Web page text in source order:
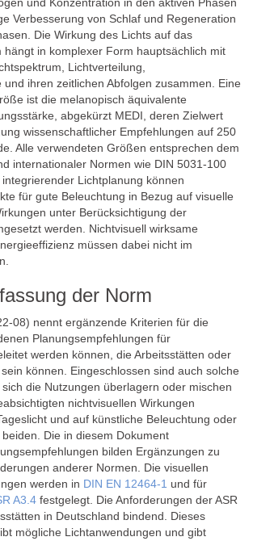
Verbesserung von Schlaf und Regeneration
Die Wirkung des Lichts auf das
hängt in komplexer Form hauptsächlich mit
Lichtverteilung,
und ihren zeitlichen Abfolgen zusammen. Eine
ist die melanopisch äquivalente
abgekürzt MEDI, deren Zielwert
wissenschaftlicher Empfehlungen auf 250
Alle verwendeten Größen entsprechen dem
internationaler Normen wie DIN 5031-100
Lichtplanung können
für gute Beleuchtung in Bezug auf visuelle
unter Berücksichtigung der
werden. Nichtvisuell wirksame
müssen dabei nicht im
der Norm
08) nennt ergänzende Kriterien für die
Planungsempfehlungen für
werden können, die Arbeitsstätten oder
können. Eingeschlossen sind auch solche
die Nutzungen überlagern oder mischen
nichtvisuellen Wirkungen
und auf künstliche Beleuchtung oder
Die in diesem Dokument
bilden Ergänzungen zu
anderer Normen. Die visuellen
werden in DIN EN 12464-1 und für
A3.4 festgelegt. Die Anforderungen der ASR
in Deutschland bindend. Dieses
mögliche Lichtanwendungen und gibt